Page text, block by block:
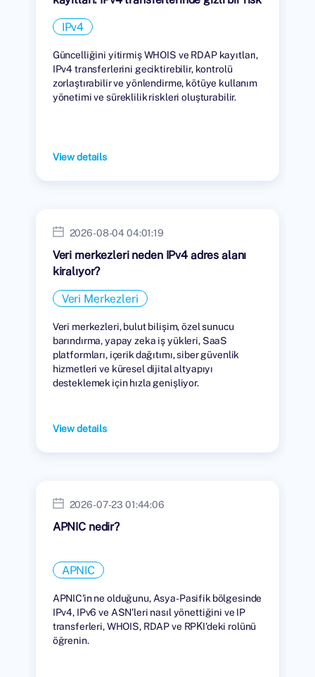
IPv4
Güncelliğini yitirmiş WHOIS ve RDAP kayıtları,
IPv4 transferlerini geciktirebilir, kontrolü
zorlaştırabilir ve yönlendirme, kötüye kullanım
yönetimi ve süreklilik riskleri oluşturabilir.
View details
2026-08-04 04:01:19
Veri merkezleri neden IPv4 adres alanı
kiralıyor?
Veri Merkezleri
Veri merkezleri, bulut bilişim, özel sunucu
barındırma, yapay zeka iş yükleri, SaaS
platformları, içerik dağıtımı, siber güvenlik
hizmetleri ve küresel dijital altyapıyı
desteklemek için hızla genişliyor.
View details
2026-07-23 01:44:06
APNIC nedir?
APNIC
APNIC'in ne olduğunu, Asya-Pasifik bölgesinde
IPv4, IPv6 ve ASN'leri nasıl yönettiğini ve IP
transferleri, WHOIS, RDAP ve RPKI'deki rolünü
öğrenin.